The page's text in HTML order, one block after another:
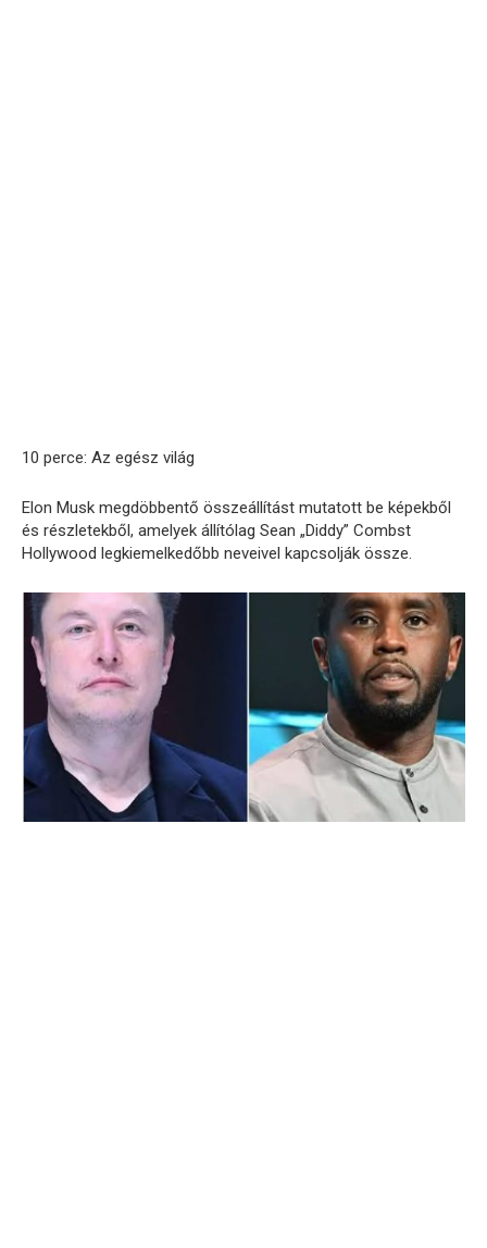
10 perce: Az egész világ
Elon Musk megdöbbentő összeállítást mutatott be képekből
és részletekből, amelyek állítólag Sean „Diddy” Combst
Hollywood legkiemelkedőbb neveivel kapcsolják össze.